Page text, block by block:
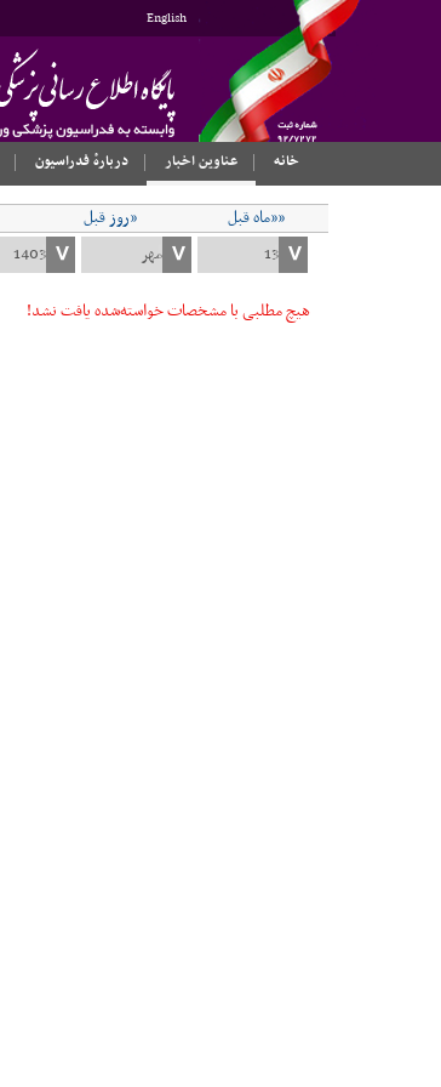
English
خانه
عناوین اخبار دربارهٔ فدراسیون
««ماه قبل «روز قبل
هیچ مطلبی با مشخصات خواسته‌شده یافت نشد!